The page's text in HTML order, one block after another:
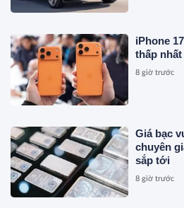
iPhone
thấp
8 giờ trước
Giá bạc
chuyên
sắp tới
8 giờ trước